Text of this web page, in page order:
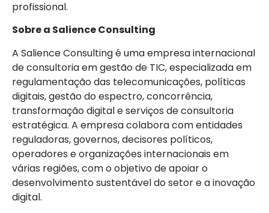
profissional.
Sobre a Salience Consulting
A Salience Consultingé uma empresa internacional
de consultoria em gestão de TIC, especializada em
regulamentação das telecomunicações, políticas
digitais, gestão do espectro, concorrência,
transformação digital e serviços de consultoria
estratégica. A empresa colabora com entidades
reguladoras, governos, decisores políticos,
operadores e organizações internacionais em
várias regiões, com o objetivo de apoiar o
desenvolvimento sustentável do setor e a inovação
digital.